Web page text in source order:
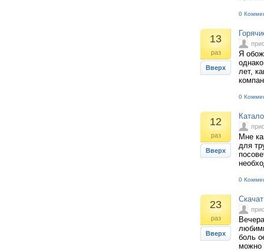
0
13
раз
Вверх
Я
лет,
0
12
раз
Вверх
Мне
для
0
23
раз
Вверх
боль
можно